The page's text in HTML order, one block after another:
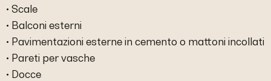
• Scale
• Balconi esterni
• Pavimentazioni esterne in cemento o mattoni incollati
• Pareti per vasche
• Docce